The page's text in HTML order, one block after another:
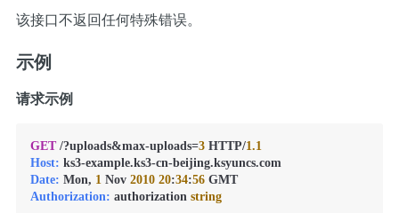
该接口不返回任何特殊错误。
示例
请求示例
GET /?uploads&max-uploads=3 HTTP/1.1
Host:
ks3-example.ks3-cn-beijing.ksyuncs.com
Date: Mon, 1 Nov 2010 20:34:56
GMT
Authorization: authorization string